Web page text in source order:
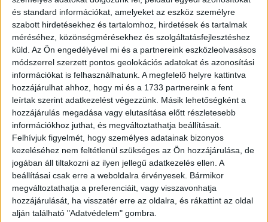
és standard információkat, amelyeket az eszköz személyre
szabott hirdetésekhez és tartalomhoz, hirdetések és tartalmak
méréséhez, közönségmérésekhez és szolgáltatásfejlesztéshez
küld. Az Ön engedélyével mi és a partnereink eszközleolvasásos
módszerrel szerzett pontos geolokációs adatokat és azonosítási
információkat is felhasználhatunk. A megfelelő helyre kattintva
hozzájárulhat ahhoz, hogy mi és a 1733 partnereink a fent
leírtak szerint adatkezelést végezzünk. Másik lehetőségként a
hozzájárulás megadása vagy elutasítása előtt részletesebb
információkhoz juthat, és megváltoztathatja beállításait.
Felhívjuk figyelmét, hogy személyes adatainak bizonyos
kezeléséhez nem feltétlenül szükséges az Ön hozzájárulása, de
jogában áll tiltakozni az ilyen jellegű adatkezelés ellen. A
beállításai csak erre a weboldalra érvényesek. Bármikor
megváltoztathatja a preferenciáit, vagy visszavonhatja
hozzájárulását, ha visszatér erre az oldalra, és rákattint az oldal
alján található "Adatvédelem" gombra.
melyben egy, a 13-ik huszárezred 5-ik osztályában
szolgáló közkatonát, Orbán Mihályt a további
katonáskodás alól felmenti. 2 levél, 1 beírt oldal. Kelt:
Debrecen, 1849. V. 9. György Klapka, general. Document,
autograph signed. 1 page. Poss.: Ernst Lajos gyűjteményi
bélyegzőjével.